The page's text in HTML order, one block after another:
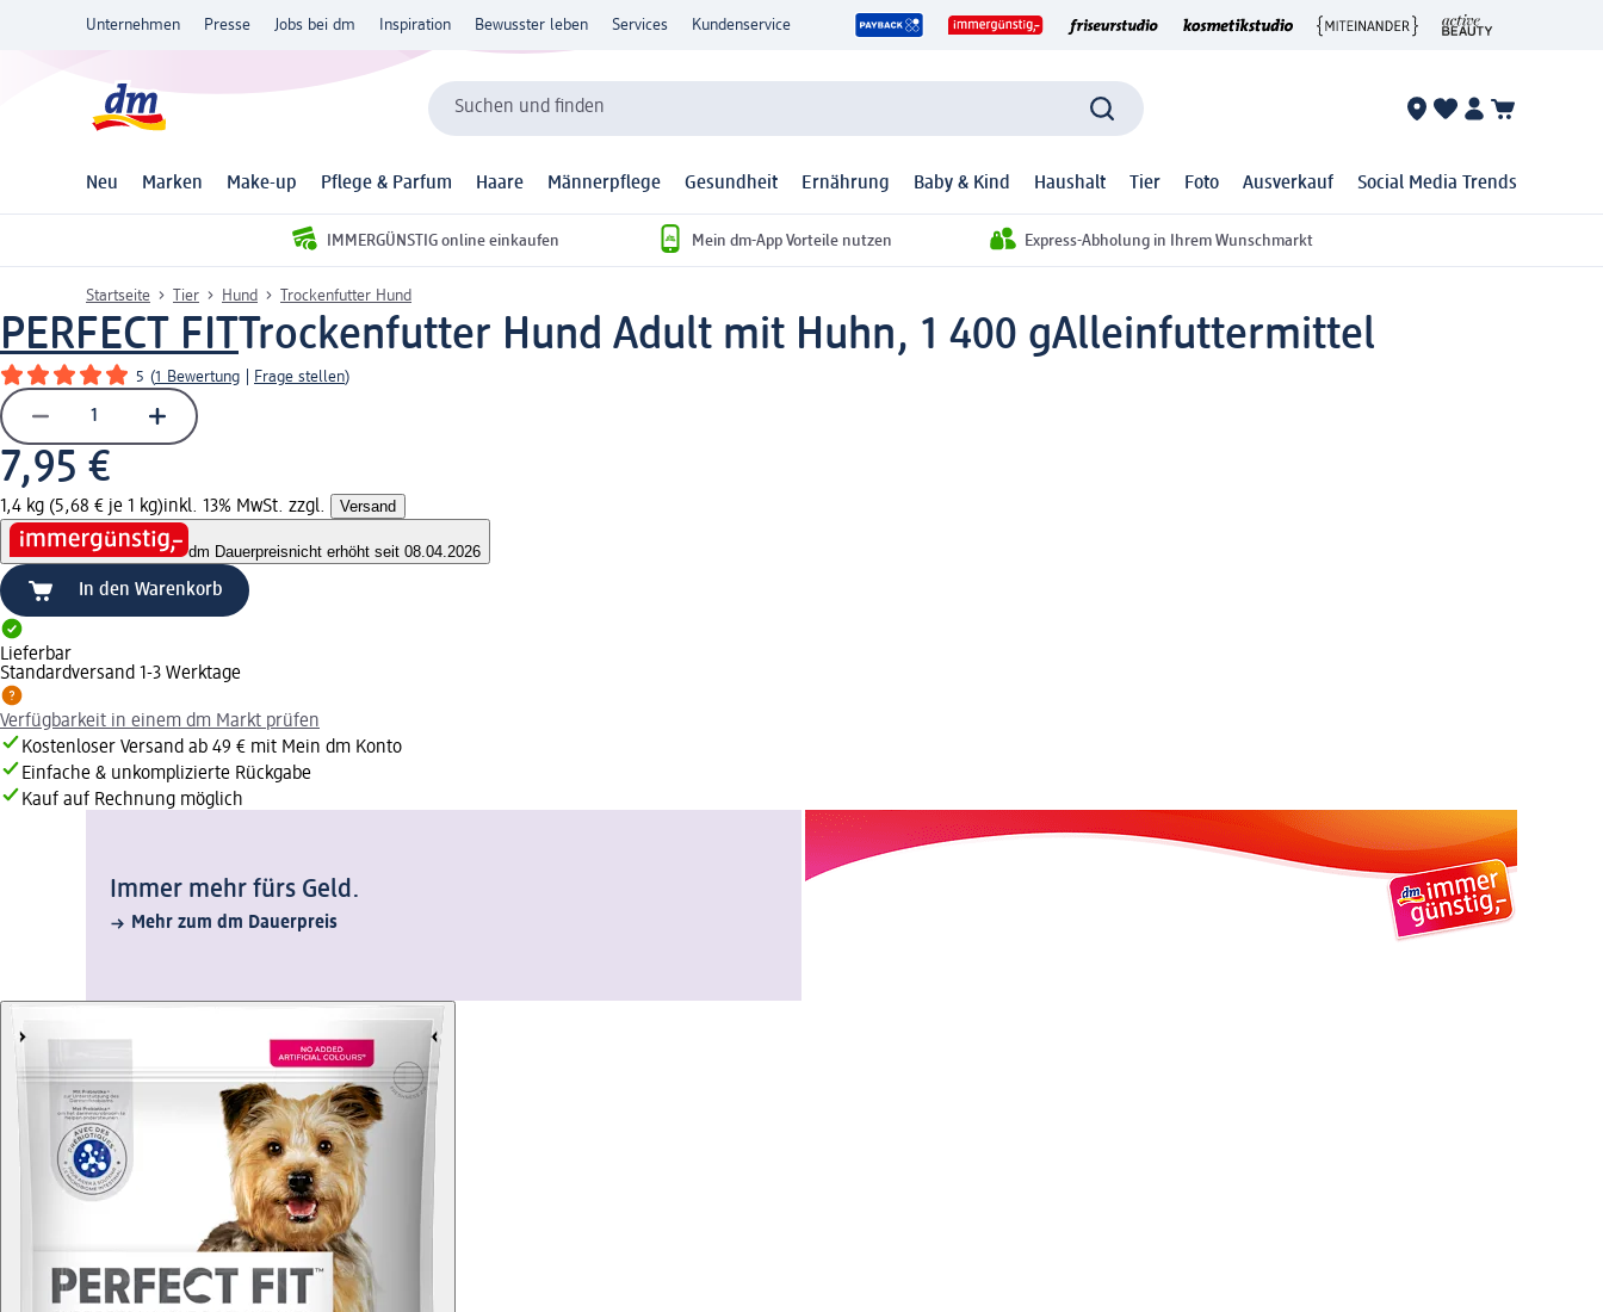
Unternehmen Presse Jobs bei dm Inspiration Bewusster leben Services Kundenservice
Suchen und finden
Neu Marken Make-up Pflege & Parfum Haare Männerpflege Gesundheit Ernährung Baby & Kind Haushalt Tier Foto Ausverkauf Social Media Trends
IMMERGÜNSTIG online einkaufen Mein dm-App Vorteile nutzen Express-Abholung in Ihrem Wunschmarkt
Startseite Tier Hund Trockenfutter Hund
PERFECT FITTrockenfutter Hund Adult mit Huhn, 1 400 gAlleinfuttermittel
5 (1 Bewertung Frage stellen)
7,95 €
1,4 kg (5,68 € je 1 kg)inkl. 13% MwSt. zzgl. Versand
dm Dauerpreisnicht erhöht seit 08.04.2026
In den Warenkorb
Lieferbar
Standardversand 1-3 Werktage
Verfügbarkeit in einem dm Markt prüfen
Kostenloser Versand ab 49 € mit Mein dm Konto
Einfache & unkomplizierte Rückgabe
Kauf auf Rechnung möglich
Immer mehr fürs Geld.
Mehr zum dm Dauerpreis